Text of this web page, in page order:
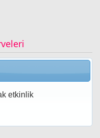
etkinlik